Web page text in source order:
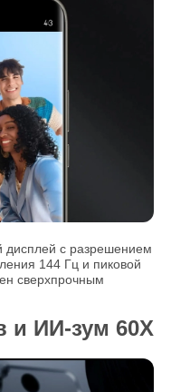
с разрешением
144 Гц и пиковой
сверхпрочным
и ИИ-зум 60X